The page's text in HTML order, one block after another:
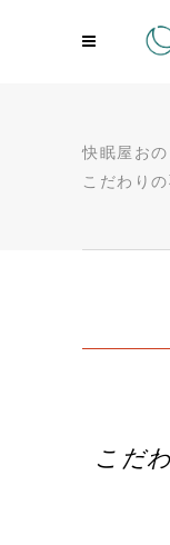
快眠屋お
こだわり
こだわ